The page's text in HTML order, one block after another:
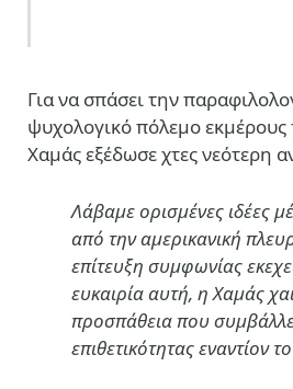
Για να σπάσει την
ψυχολογικό πόλεμο
Χαμάς εξέδωσε χτες νεότερη
Λάβαμε ορισμένες ιδέες
από την αμερικανική
επίτευξη συμφωνίας
ευκαιρία αυτή, η Χαμάς
προσπάθεια που
επιθετικότητας εναντίον